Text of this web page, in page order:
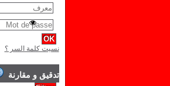
نسيت كلمة السر ؟
تدقيق و مقارنة